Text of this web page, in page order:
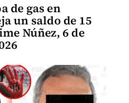
de gas en
un saldo de 15
Núñez, 6 de